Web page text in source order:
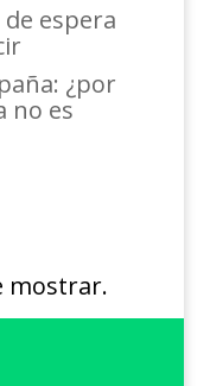
de espera
¿por
no es
mostrar.